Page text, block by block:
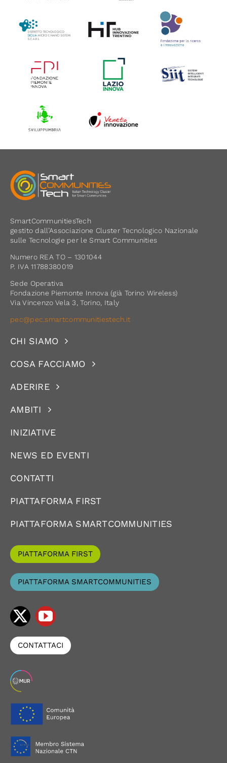
SmartCommunitiesTech
gestito dall’Associazione Cluster Tecnologico Nazionale
sulle Tecnologie per le Smart Communities
Numero REA TO – 1301044
P. IVA 11788380019
Sede Operativa
Fondazione Piemonte Innova (già Torino Wireless)
Via Vincenzo Vela 3, Torino, Italy
pec@pec.smartcommunitiestech.it
CHI SIAMO
COSA FACCIAMO
ADERIRE
AMBITI
INIZIATIVE
NEWS ED EVENTI
CONTATTI
PIATTAFORMA FIRST
PIATTAFORMA SMARTCOMMUNITIES
PIATTAFORMA FIRST
PIATTAFORMA SMARTCOMMUNITIES
CONTATTACI